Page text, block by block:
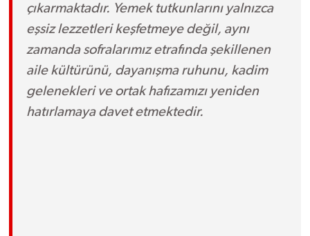
çıkarmaktadır. Yemek tutkunlarını yalnızca
eşsiz lezzetleri keşfetmeye değil, aynı
zamanda sofralarımız etrafında şekillenen
aile kültürünü, dayanışma ruhunu, kadim
gelenekleri ve ortak hafızamızı yeniden
hatırlamaya davet etmektedir.